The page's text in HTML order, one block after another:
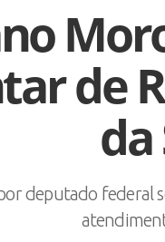
de
da
deputado federal